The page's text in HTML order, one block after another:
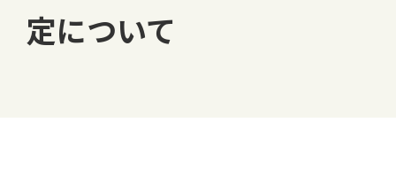
定について